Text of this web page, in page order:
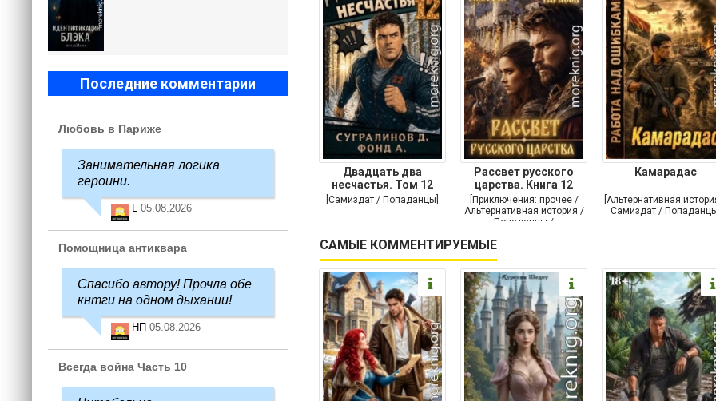
Двадцать два
несчастья. Том 12
[Самиздат / Попаданцы]
Рассвет русского
царства. Книга 12
[Приключения: прочее /
Альтернативная история /
Попаданцы /
приключения]
Камарадас
[Альтернативная
Самиздат /
САМЫЕ КОММЕНТИРУЕМЫЕ
Последние комментарии
Любовь в Париже
Занимательная логика
героини.
L 05.08.2026
Помощница антиквара
Спасибо автору! Прочла обе
кнтги на одном дыхании!
НП 05.08.2026
Всегда война Часть 10